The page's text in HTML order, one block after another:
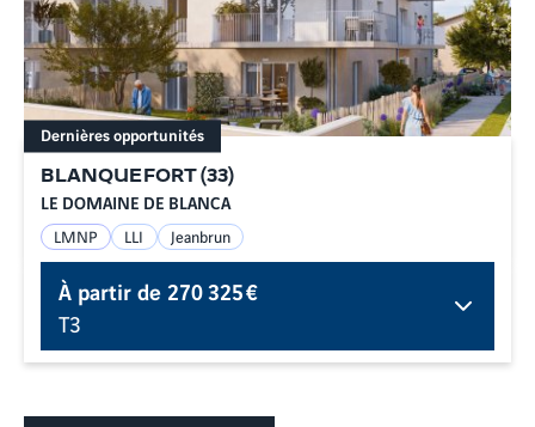
BLANQUEFORT(33)
LE DOMAINE DE BLANCA
Dernières opportunités
LMNP LLI Jeanbrun
À partir de270 325 €
T3